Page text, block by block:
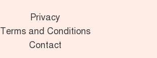
Privacy
Terms and Conditions
Contact